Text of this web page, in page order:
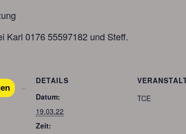
Karl 0176 55597182 und Steff.
DETAILS
Datum:
19.03.22
Zeit:
TCE